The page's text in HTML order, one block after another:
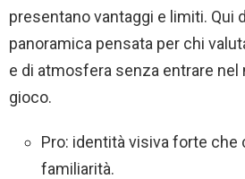
presentano vantaggi e limiti. Qui
panoramica pensata per chi
e di atmosfera senza entrare
gioco.
Pro: identità visiva forte che
familiarità.